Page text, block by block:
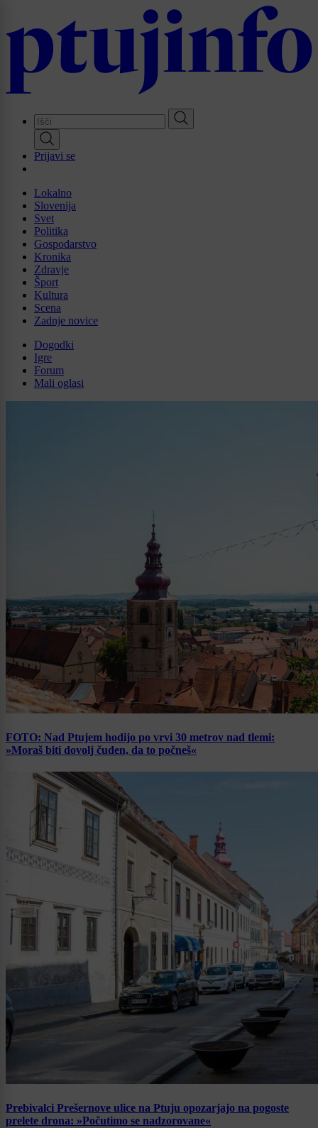
main
Prijavi se
Lokalno
Slovenija
Svet
Politika
Gospodarstvo
Kronika
Zdravje
Šport
Kultura
Scena
Zadnje novice
Dogodki
Igre
Forum
Mali oglasi
FOTO: Nad Ptujem hodijo po vrvi 30 metrov nad tlemi:
»Moraš biti dovolj čuden, da to počneš«
Prebivalci Prešernove ulice na Ptuju opozarjajo na pogoste
prelete drona: »Počutimo se nadzorovane«